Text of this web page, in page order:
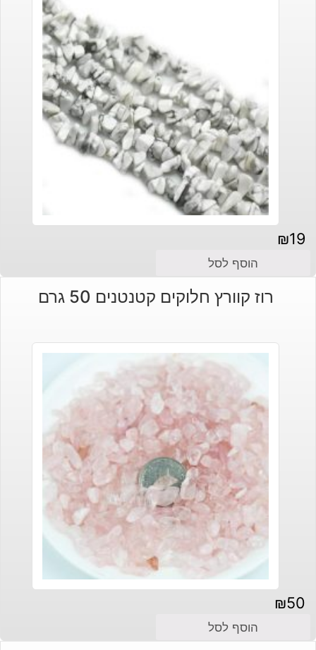
₪19
הוסף לסל
רוז קוורץ חלוקים קטנטנים 50 גרם
₪50
הוסף לסל